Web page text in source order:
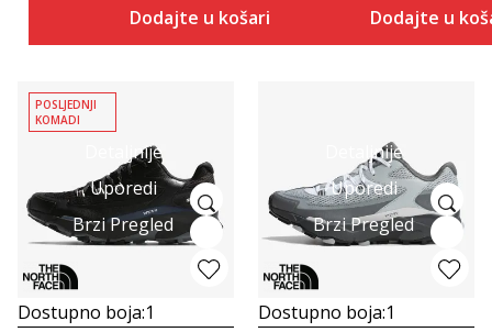
Dodajte u košaricu Dodajte u
Detaljnije
Uporedi
Brzi Pregled
POSLJEDNJI
KOMADI
Dostupno boja:1
Detaljnije
Uporedi
Brzi Pregled
Dostupno boja:1